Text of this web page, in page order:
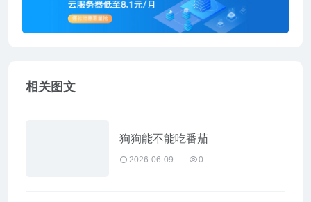
相关图文
狗狗能不能吃番茄
2026-06-09 0